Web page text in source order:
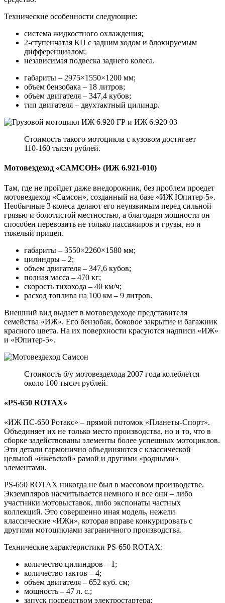
Технические особенности следующие:
система жидкостного охлаждения;
2-ступенчатая КП с задним ходом и блокируемым
дифференциалом;
независимая подвеска заднего колеса.
габариты – 2975×1550×1200 мм;
объем бензобака – 18 литров;
объем двигателя – 347,4 кубов;
тип двигателя – двухтактный цилиндр.
Стоимость такого мотоцикла с кузовом достигает
110-160 тысяч рублей.
Мотовездеход «САМСОН» (ИЖ 6.921-010)
Там, где не пройдет даже внедорожник, без проблем проедет
мотовездеход «Самсон», созданный на базе «ИЖ Юпитер-5».
Необычные 3 колеса делают его неуязвимым перед сильной
грязью и болотистой местностью, а благодаря мощности он
способен перевозить не только пассажиров и грузы, но и
тяжелый прицеп.
габариты – 3550×2260×1580 мм;
цилиндры – 2;
объем двигателя – 347,6 кубов;
полная масса – 470 кг;
скорость тихохода – 40 км/ч;
расход топлива на 100 км – 9 литров.
Внешний вид выдает в мотовездеходе представителя
семейства «ИЖ». Его бензобак, боковое закрытие и багажник
красного цвета. На их поверхности красуются надписи «ИЖ»
и «Юпитер-5».
Стоимость б/у мотовездехода 2007 года колеблется
около 100 тысяч рублей.
«PS-650 ROTAX»
«ИЖ ПС-650 Ротакс» – прямой потомок «Планеты-Спорт».
Объединяет их не только место производства, но и то, что в
сборке задействованы элементы более успешных мотоциклов.
Эти детали гармонично объединяются с классической
цельной «ижевской» рамой и другими «родными»
элементами.
PS-650 ROTAX никогда не был в массовом производстве.
Экземпляров насчитывается немного и все они – либо
участники мотовыставок, либо экспонаты частных
коллекций. Это совершенно иная модель, нежели
классические «ИЖи», которая вправе конкурировать с
другими мотоциклами заграничного производства.
Технические характеристики PS-650 ROTAX:
количество цилиндров – 1;
количество тактов – 4;
объем двигателя – 652 куб. см;
мощность – 47 л. с.;
запуск посредством электростартера;